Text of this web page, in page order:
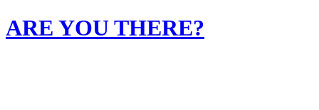
ARE YOU THERE?